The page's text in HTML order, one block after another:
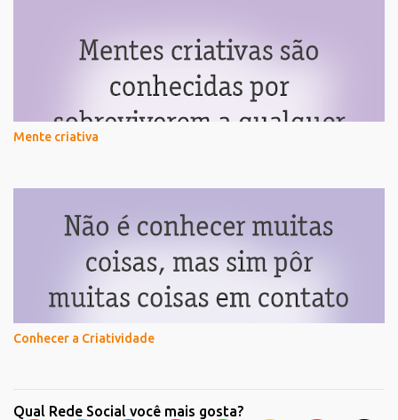
Mente criativa
Conhecer a Criatividade
Qual Rede Social você mais gosta?